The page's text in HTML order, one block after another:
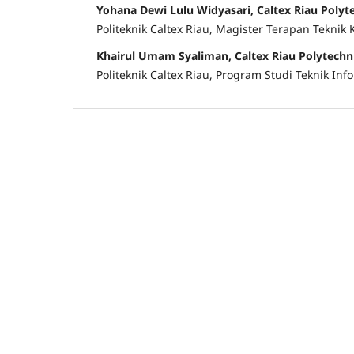
Yohana Dewi Lulu Widyasari, Caltex Riau
Politeknik Caltex Riau, Magister Terapan Teknik
Khairul Umam Syaliman, Caltex Riau
Politeknik Caltex Riau, Program Studi Teknik